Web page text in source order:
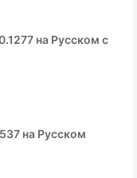
на Русском с
на Русском